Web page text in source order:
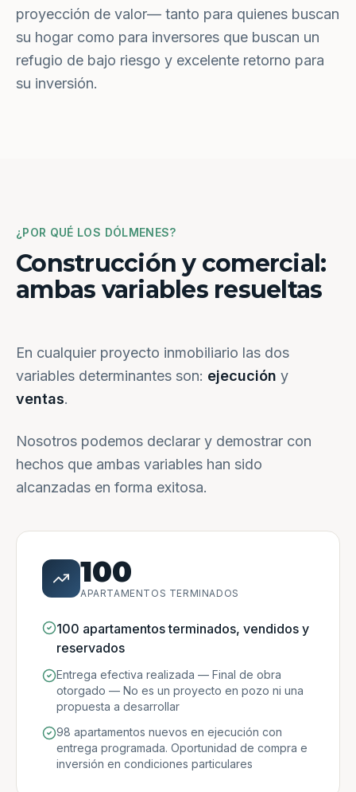
proyección de valor— tanto para quienes buscan
su hogar como para inversores que buscan un
refugio de bajo riesgo y excelente retorno para
su inversión.
¿POR QUÉ LOS DÓLMENES?
Construcción y comercial:
ambas variables resueltas
En cualquier proyecto inmobiliario las dos
variables determinantes son: ejecución y
ventas.
Nosotros podemos declarar y demostrar con
hechos que ambas variables han sido
alcanzadas en forma exitosa.
100
APARTAMENTOS TERMINADOS
100 apartamentos terminados, vendidos y
reservados
Entrega efectiva realizada — Final de obra
otorgado — No es un proyecto en pozo ni una
propuesta a desarrollar
98 apartamentos nuevos en ejecución con
entrega programada. Oportunidad de compra e
inversión en condiciones particulares